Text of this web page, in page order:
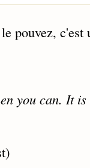
pouvez, c'est
you can. It